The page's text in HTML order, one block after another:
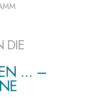
DIE
... –